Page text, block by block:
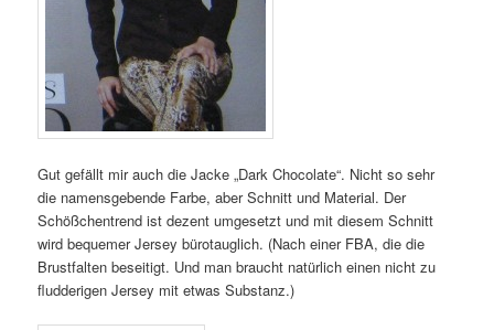
Gut gefällt mir auch die Jacke „Dark Chocolate“. Nicht so sehr
die namensgebende Farbe, aber Schnitt und Material. Der
Schößchentrend ist dezent umgesetzt und mit diesem Schnitt
wird bequemer Jersey bürotauglich. (Nach einer FBA, die die
Brustfalten beseitigt. Und man braucht natürlich einen nicht zu
fludderigen Jersey mit etwas Substanz.)